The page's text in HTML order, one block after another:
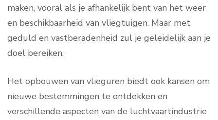
maken, vooral als je afhankelijk bent van het weer
en beschikbaarheid van vliegtuigen. Maar met
geduld en vastberadenheid zul je geleidelijk aan je
doel bereiken.
Het opbouwen van vlieguren biedt ook kansen om
nieuwe bestemmingen te ontdekken en
verschillende aspecten van de luchtvaartindustrie